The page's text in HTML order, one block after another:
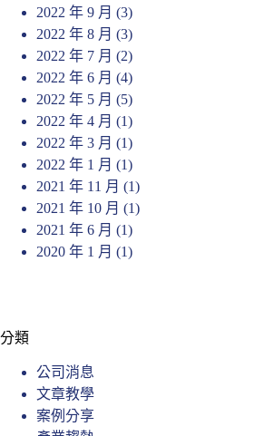
2022 年 9 月 (3)
2022 年 8 月 (3)
2022 年 7 月 (2)
2022 年 6 月 (4)
2022 年 5 月 (5)
2022 年 4 月 (1)
2022 年 3 月 (1)
2022 年 1 月 (1)
2021 年 11 月 (1)
2021 年 10 月 (1)
2021 年 6 月 (1)
2020 年 1 月 (1)
分類
公司消息
文章教學
案例分享